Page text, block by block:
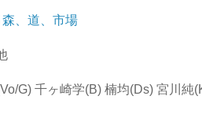
森、道、市場
G) 千ヶ崎学(B) 楠均(Ds) 宮川純